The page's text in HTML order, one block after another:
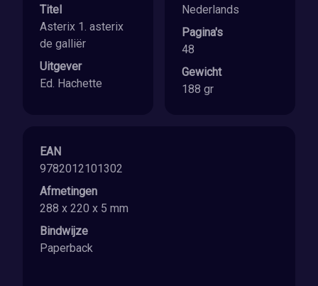
Titel
Asterix 1. asterix
de galliër
Uitgever
Ed. Hachette
Nederlands
Pagina's
48
Gewicht
188 gr
EAN
9782012101302
Afmetingen
288 x 220 x 5 mm
Bindwijze
Paperback